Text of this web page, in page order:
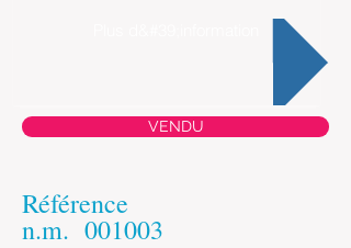
VENDU
Référence
n.m. 001003